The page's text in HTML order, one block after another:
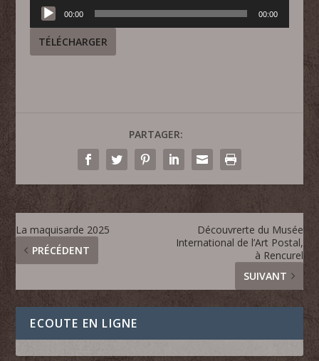
Lecteur
audio
00:00 00:00
TÉLÉCHARGER
PARTAGER:
La maquisarde 2025
PRÉCÉDENT
Découvrerte du Musée
International de l’Art Postal,
à Rencurel
SUIVANT
ECOUTE EN LIGNE